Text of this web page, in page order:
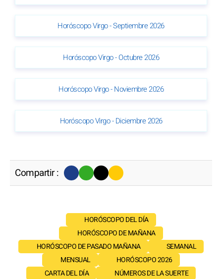
Horóscopo Virgo - Septiembre 2026
Horóscopo Virgo - Octubre 2026
Horóscopo Virgo - Noviembre 2026
Horóscopo Virgo - Diciembre 2026
Compartir :
HORÓSCOPO DEL DÍA
HORÓSCOPO DE MAÑANA
HORÓSCOPO DE PASADO MAÑANA
SEMANAL
MENSUAL
HORÓSCOPO 2026
CARTA DEL DÍA
NÚMEROS DE LA SUERTE